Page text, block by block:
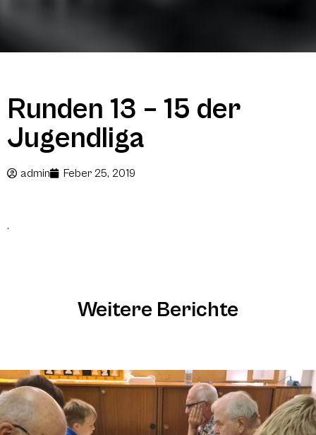
Runden 13 – 15 der
Jugendliga
admin Feber 25, 2019
.
Weitere Berichte